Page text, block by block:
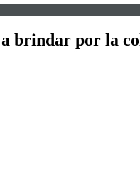
brindar por la